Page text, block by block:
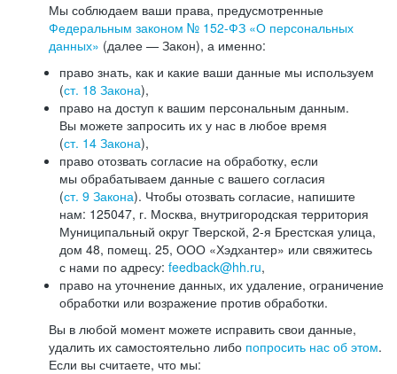
Мы соблюдаем ваши права, предусмотренные
Федеральным законом № 152-ФЗ «О персональных
данных» (далее — Закон), а именно:
право знать, как и какие ваши данные мы используем
(ст. 18 Закона),
право на доступ к вашим персональным данным.
Вы можете запросить их у нас в любое время
(ст. 14 Закона),
право отозвать согласие на обработку, если
мы обрабатываем данные с вашего согласия
(ст. 9 Закона). Чтобы отозвать согласие, напишите
нам: 125047, г. Москва, внутригородская территория
Муниципальный округ Тверской, 2-я Брестская улица,
дом 48, помещ. 25, ООО «Хэдхантер» или свяжитесь
с нами по адресу: feedback@hh.ru,
право на уточнение данных, их удаление, ограничение
обработки или возражение против обработки.
Вы в любой момент можете исправить свои данные,
удалить их самостоятельно либо попросить нас об этом.
Если вы считаете, что мы: